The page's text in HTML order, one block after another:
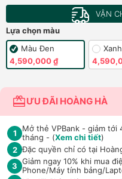
VẬN
Lựa chọn màu
Màu Đen
4,590,000 ₫
Xanh
ƯU ĐÃI HOÀNG HÀ
1
Mở thẻ VPBank - giảm
tháng - (Xem chi tiết)
2 Đặc quyền chỉ có tại
3 Giảm ngay 10% khi mua
Phone/Máy tính bảng/